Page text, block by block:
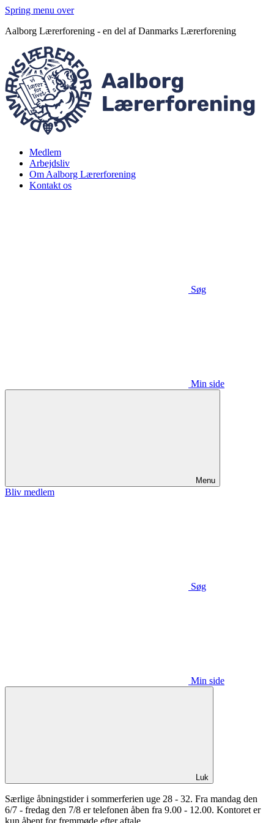
Spring menu over
Aalborg Lærerforening - en del af Danmarks Lærerforening
Medlem
Arbejdsliv
Om Aalborg Lærerforening
Kontakt os
Søg
Min side
Menu
Bliv medlem
Søg
Min side
Luk
Særlige åbningstider i sommerferien uge 28 - 32. Fra mandag den
6/7 - fredag den 7/8 er telefonen åben fra 9.00 - 12.00. Kontoret er
kun åbent for fremmøde efter aftale.